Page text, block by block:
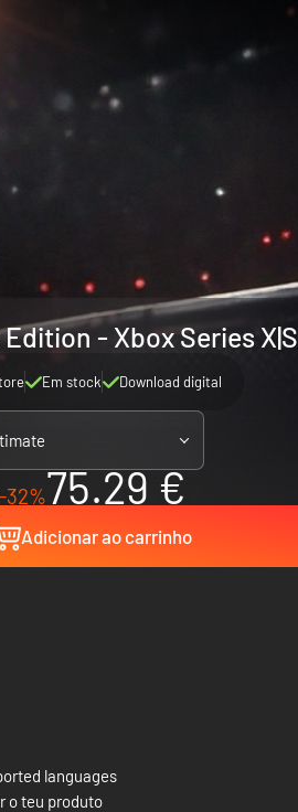
- Xbox Series X|S
Em stock Download digital
32%75.29 €
Adicionar ao carrinho
languages
o teu produto